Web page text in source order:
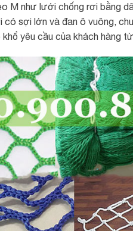
M như lưới chống rơi bằng
sợi lớn và đan ô vuông,
yêu cầu của khách hàng